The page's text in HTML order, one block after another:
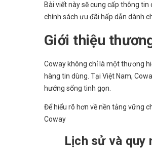
Bài viết này sẽ cung cấp thông
chính sách ưu đãi hấp dẫn dành
Giới thiệu
Coway không chỉ là một thương
hàng tin dùng. Tại Việt Nam,
hướng sống tinh gọn.
Để hiểu rõ hơn về nền tảng vững
Coway
Lịch sử và quy